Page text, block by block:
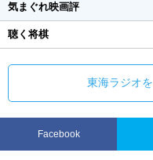
気まぐれ映画評
聴く将棋
東海ラジオを
Facebook